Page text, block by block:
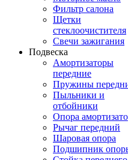
Фильтр салона
Щетки
стеклоочистителя
Свечи зажигания
Подвеска
Амортизаторы
передние
Пружины
Пыльники и
отбойники
Опора
Рычаг передний
Шаровая опора
Подшипник